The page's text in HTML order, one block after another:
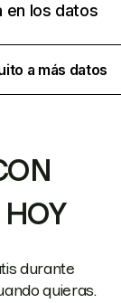
en los datos
a más datos
durante
quieras.